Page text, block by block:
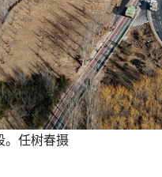
。任树春摄